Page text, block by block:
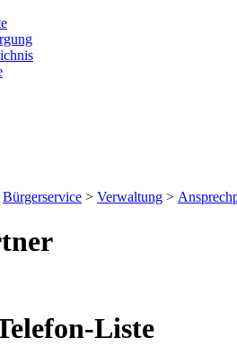
Bürgerservice > Verwaltung >
Liste